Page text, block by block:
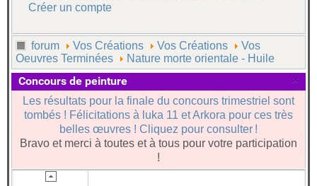
Créer un compte
forum Vos Créations Vos Créations
Vos
Oeuvres Terminées
Nature morte orientale - Huile
×
Concours de peinture
Les résultats pour la finale du concours trimestriel sont
tombés ! Félicitations à luka 11 et Arkora pour ces très
belles œuvres ! Cliquez pour consulter !
Bravo et merci à toutes et à tous pour votre participation
!